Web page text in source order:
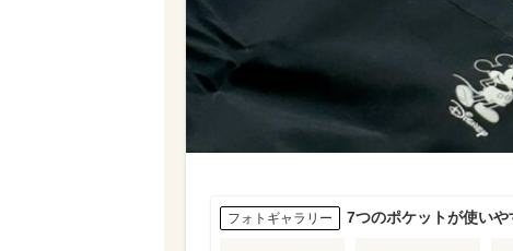
フォトギャラリー 7つのポケットが使い